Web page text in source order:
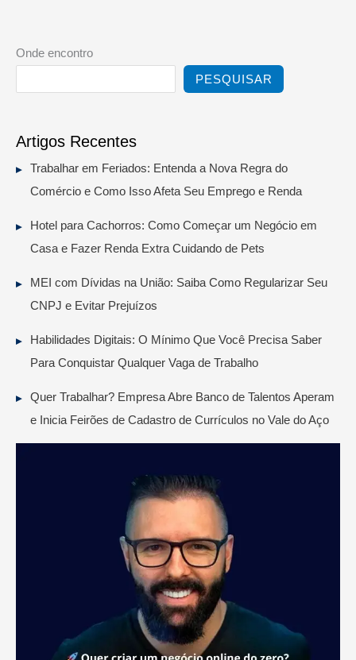
Onde encontro
PESQUISAR
Artigos Recentes
Trabalhar em Feriados: Entenda a Nova Regra do
Comércio e Como Isso Afeta Seu Emprego e Renda
Hotel para Cachorros: Como Começar um Negócio em
Casa e Fazer Renda Extra Cuidando de Pets
MEI com Dívidas na União: Saiba Como Regularizar Seu
CNPJ e Evitar Prejuízos
Habilidades Digitais: O Mínimo Que Você Precisa Saber
Para Conquistar Qualquer Vaga de Trabalho
Quer Trabalhar? Empresa Abre Banco de Talentos Aperam
e Inicia Feirões de Cadastro de Currículos no Vale do Aço